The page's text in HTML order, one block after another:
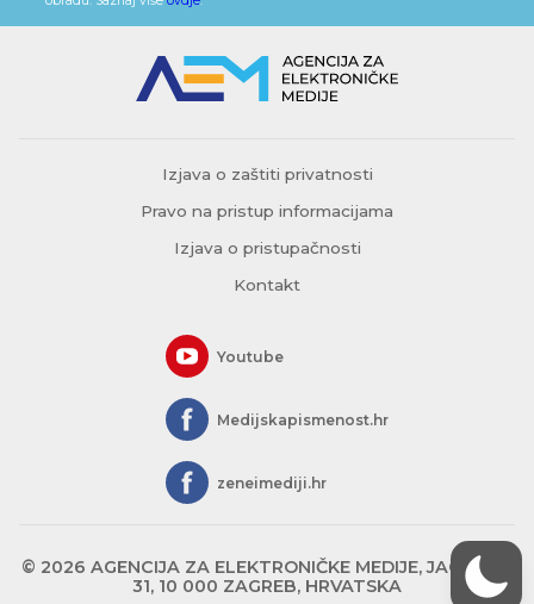
Izjava o zaštiti privatnosti
Pravo na pristup informacijama
Izjava o pristupačnosti
Kontakt
Youtube
Medijskapismenost.hr
zeneimediji.hr
© 2026 AGENCIJA ZA ELEKTRONIČKE MEDIJE, JAGIĆEVA
31, 10 000 ZAGREB, HRVATSKA